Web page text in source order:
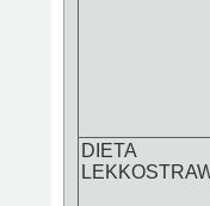
DIETA